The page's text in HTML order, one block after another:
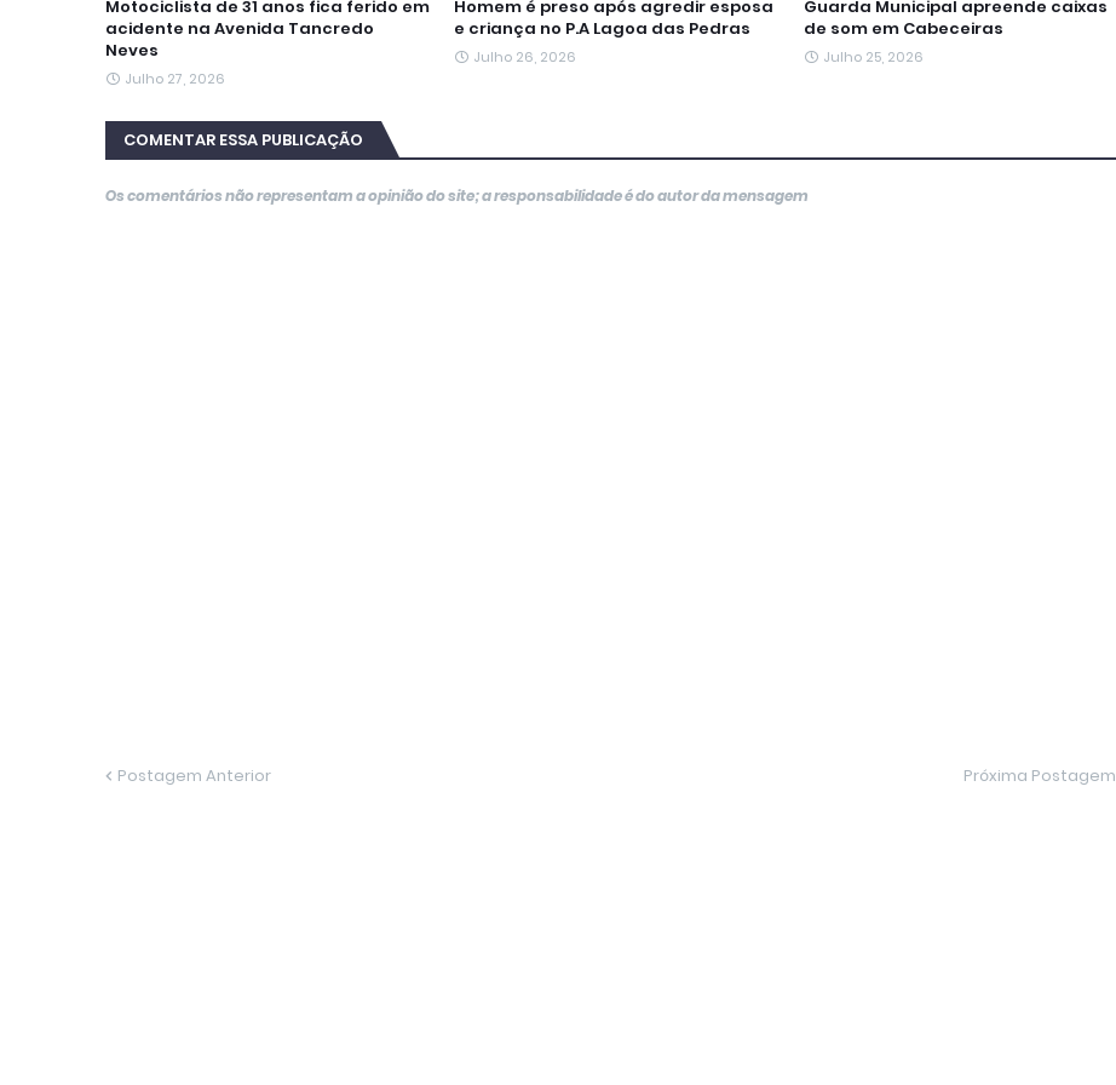
Motociclista de 31 anos fica ferido em
acidente na Avenida Tancredo
Neves
Julho 27, 2026
Homem é preso após agredir esposa
e criança no P.A Lagoa das Pedras
Julho 26, 2026
Guarda Municipal apreende caixas
de som em Cabeceiras
Julho 25, 2026
COMENTAR ESSA PUBLICAÇÃO
Os comentários não representam a opinião do site; a responsabilidade é do autor da mensagem
Postagem Anterior Próxima Postagem